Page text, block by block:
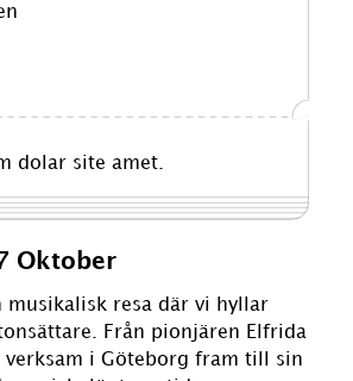
Oktober
musikalisk resa där vi hyllar
Från pionjären Elfrida
verksam i Göteborg fram till sin
dolar site amet.